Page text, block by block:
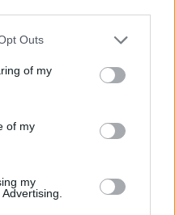
Outs
of my
of my
my
Румъния
на въглищна